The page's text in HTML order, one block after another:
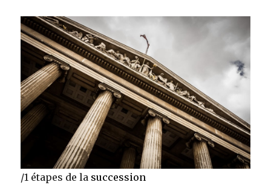
/1 étapes de la succession